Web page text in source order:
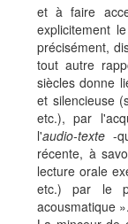
et à faire
explicitement
précisément,
tout autre
siècles donne
et silencieuse
etc.), par
l'audio-texte -
récente, à
lecture orale
etc.) par le
acousmatique ».